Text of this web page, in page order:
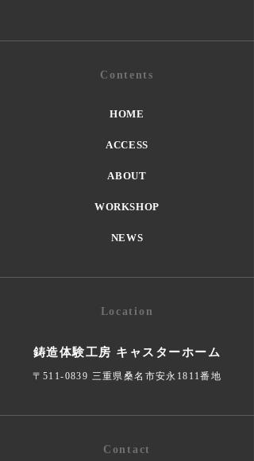
Contents
HOME
ACCESS
ABOUT
WORKSHOP
NEWS
Location
鋳造体験工房 キャスターホーム
〒511-0839 三重県桑名市安永1811番地
Contact